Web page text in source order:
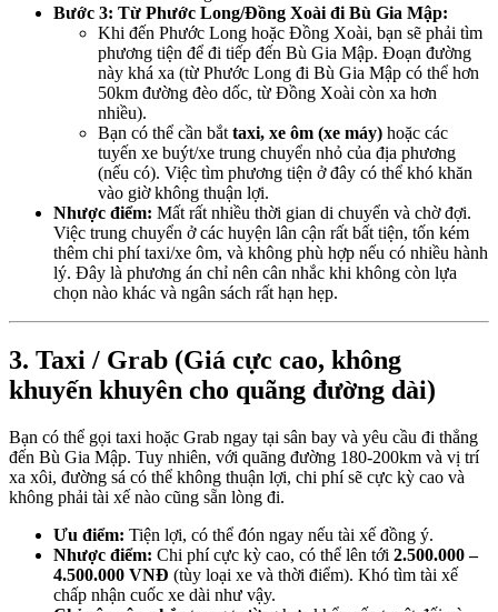
Bước 3: Từ Phước Long/Đồng Xoài đi Bù Gia Mập:
Khi đến Phước Long hoặc Đồng Xoài, bạn sẽ phải tìm
phương tiện để đi tiếp đến Bù Gia Mập. Đoạn đường
này khá xa (từ Phước Long đi Bù Gia Mập có thể hơn
50km đường đèo dốc, từ Đồng Xoài còn xa hơn
nhiều).
Bạn có thể cần bắt taxi, xe ôm (xe máy) hoặc các
tuyến xe buýt/xe trung chuyển nhỏ của địa phương
(nếu có). Việc tìm phương tiện ở đây có thể khó khăn
vào giờ không thuận lợi.
Nhược điểm: Mất rất nhiều thời gian di chuyển và chờ đợi.
Việc trung chuyển ở các huyện lân cận rất bất tiện, tốn kém
thêm chi phí taxi/xe ôm, và không phù hợp nếu có nhiều hành
lý. Đây là phương án chỉ nên cân nhắc khi không còn lựa
chọn nào khác và ngân sách rất hạn hẹp.
3. Taxi / Grab (Giá cực cao, không
khuyến khuyên cho quãng đường dài)
Bạn có thể gọi taxi hoặc Grab ngay tại sân bay và yêu cầu đi thẳng
đến Bù Gia Mập. Tuy nhiên, với quãng đường 180-200km và vị trí
xa xôi, đường sá có thể không thuận lợi, chi phí sẽ cực kỳ cao và
không phải tài xế nào cũng sẵn lòng đi.
Ưu điểm: Tiện lợi, có thể đón ngay nếu tài xế đồng ý.
Nhược điểm: Chi phí cực kỳ cao, có thể lên tới 2.500.000 –
4.500.000 VNĐ (tùy loại xe và thời điểm). Khó tìm tài xế
chấp nhận cuốc xe dài như vậy.